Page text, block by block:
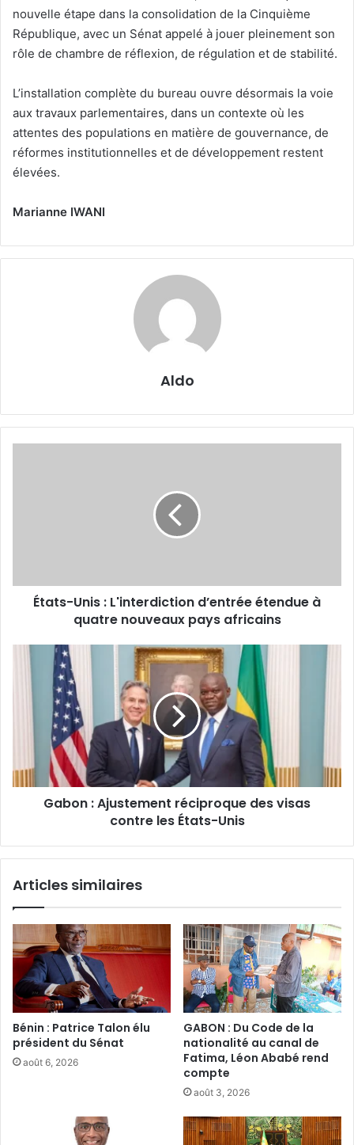
nouvelle étape dans la consolidation de la Cinquième
République, avec un Sénat appelé à jouer pleinement son
rôle de chambre de réflexion, de régulation et de stabilité.
L’installation complète du bureau ouvre désormais la voie
aux travaux parlementaires, dans un contexte où les
attentes des populations en matière de gouvernance, de
réformes institutionnelles et de développement restent
élevées.
Marianne IWANI
Aldo
nouveaux
paysÉtats-Unis : L'interdiction d’entrée étendue à
quatre nouveaux pays africains
Gabon
Ajustement
réciproque
les
États-
Gabon : Ajustement réciproque des visas
contre les États-Unis
Articles similaires
Bénin : Patrice Talon élu
président du Sénat‎
août 6, 2026
GABON : Du Code de la
nationalité au canal de
Fatima, Léon Ababé rend
compte
août 3, 2026